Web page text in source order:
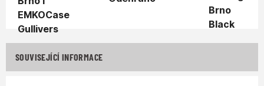
SOUVISEJÍCÍ INFORMACE